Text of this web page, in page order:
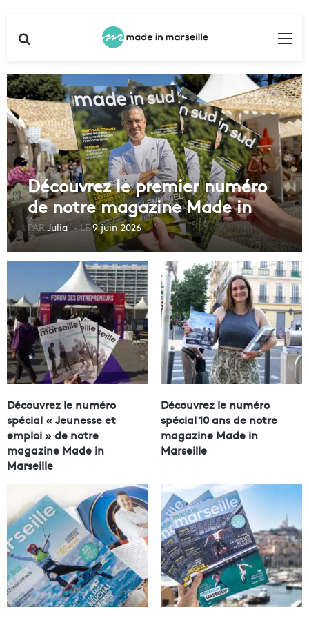
Découvrez le premier numéro
de notre magazine Made in
SudJulia 9 juin 2026
Découvrez le numéro
spécial « Jeunesse et
emploi » de notre
magazine Made in
Marseille
Découvrez le numéro
spécial 10 ans de notre
magazine Made in
Marseille